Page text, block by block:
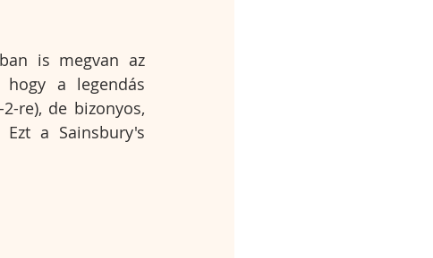
is megvan az
a legendás
re), de bizonyos,
a Sainsbury's